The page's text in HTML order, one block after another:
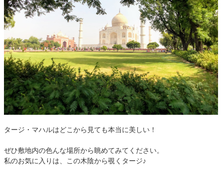
タージ・マハルはどこから見ても本当に美しい！
ぜひ敷地内の色んな場所から眺めてみてください。
私のお気に入りは、この木陰から覗くタージ♪